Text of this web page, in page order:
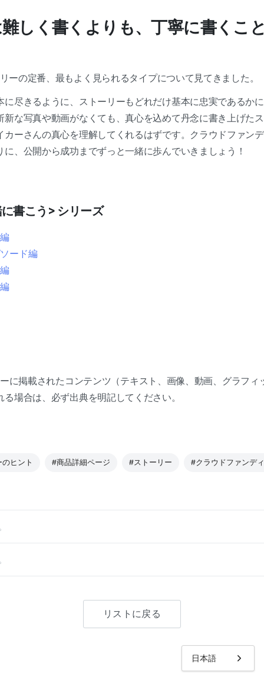
日本語
しく書くよりも、丁寧に書くこ
ーの定番、最もよく見られるタイプについて見てきました。
に尽きるように、ストーリーもどれだけ基本に忠実であるか
新な写真や動画がなくても、真心を込めて丹念に書き上げた
カーさんの真心を理解してくれるはずです。クラウドファン
、公開から成功までずっと一緒に歩んでいきましょう！
書こう> シリーズ
ード編
に掲載されたコンテンツ（テキスト、画像、動画、グラフィ
場合は、必ず出典を明記してください。
ヒント #商品詳細ページ #ストーリー #クラウドファンデ
リストに戻る